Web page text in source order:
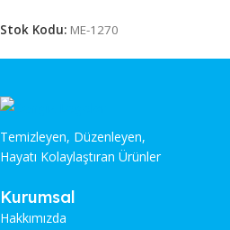
Stok Kodu: ME-1270
Temizleyen, Düzenleyen,
Hayatı Kolaylaştıran Ürünler
Kurumsal
Hakkımızda